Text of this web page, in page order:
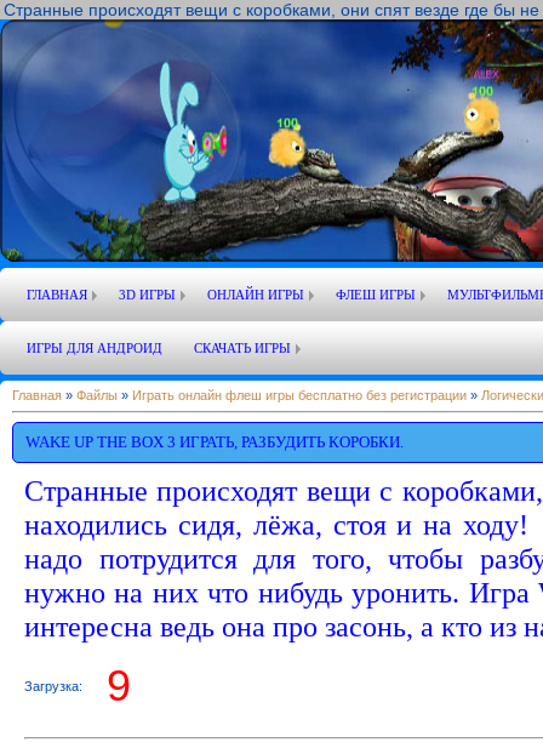
Странные происходят вещи с коробками, они спят везде где бы
ГЛАВНАЯ 3D ИГРЫ ОНЛАЙН ИГРЫ ФЛЕШ ИГРЫ
ИГРЫ ДЛЯ АНДРОИД СКАЧАТЬ ИГРЫ
Главная » Файлы » Играть онлайн флеш игры бесплатно без регистрации »
WAKE UP THE BOX 3 ИГРАТЬ, РАЗБУДИТЬ КОРОБКИ.
Странные происходят вещи с
находились сидя, лёжа, стоя и на
надо потрудится для того, чтобы
нужно на них что нибудь уронить.
интересна ведь она про засонь, а кто из
Загрузка: 9